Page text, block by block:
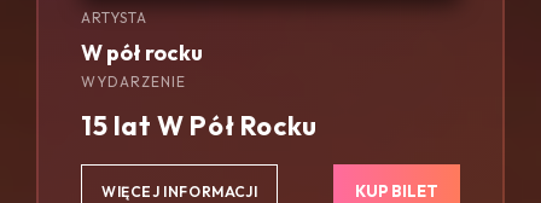
ARTYSTA
W pół rocku
WYDARZENIE
15 lat W Pół Rocku
WIĘCEJ INFORMACJI KUP BILET